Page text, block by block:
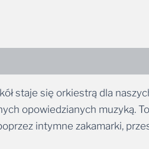
staje się orkiestrą dla
opowiedzianych muzyką.
intymne zakamarki,